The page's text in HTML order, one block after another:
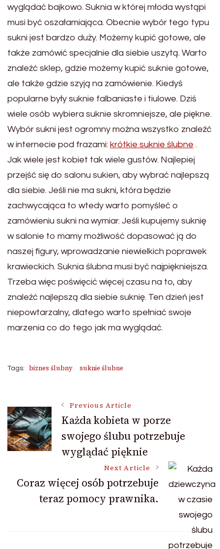
wyglądać bajkowo. Suknia w której młoda wystąpi
musi być oszałamiająca. Obecnie wybór tego typu
sukni jest bardzo duży. Możemy kupić gotowe, ale
także zamówić specjalnie dla siebie uszytą. Warto
znaleźć sklep, gdzie możemy kupić suknie gotowe,
ale także gdzie szyją na zamówienie. Kiedyś
popularne były suknie falbaniaste i tiulowe. Dziś
wiele osób wybiera suknie skromniejsze, ale piękne.
Wybór sukni jest ogromny można wszystko znaleźć
w internecie pod frazami: krótkie suknie ślubne .
Jak wiele jest kobiet tak wiele gustów. Najlepiej
przejść się do salonu sukien, aby wybrać najlepszą
dla siebie. Jeśli nie ma sukni, która będzie
zachwycająca to wtedy warto pomyśleć o
zamówieniu sukni na wymiar. Jeśli kupujemy suknię
w salonie to mamy możliwość dopasować ją do
naszej figury, wprowadzanie niewielkich poprawek
krawieckich. Suknia ślubna musi być najpiękniejsza.
Trzeba więc poświęcić więcej czasu na to, aby
znaleźć najlepszą dla siebie suknię. Ten dzień jest
niepowtarzalny, dlatego warto spełniać swoje
marzenia co do tego jak ma wyglądać.
Tags: biznes ślubny suknie ślubne
Post
Navigation
Previous Article
Każda kobieta w porze
swojego ślubu potrzebuje
wyglądać pięknie
Next Article
Coraz więcej osób potrzebuje
teraz pomocy prawnika.